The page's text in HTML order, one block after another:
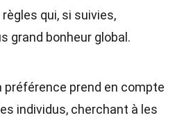
qui, si suivies,
grand bonheur global.
préférence prend en compte
individus, cherchant à les